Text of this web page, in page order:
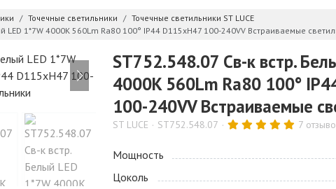
Точечные светильники
Точечные светильники ST LUCE
LED 1*7W 4000K 560Lm Ra80 100° IP44 D115xH47 100-240VV Встраиваемые
ST752.548.07 Св-к встр.
4000K 560Lm Ra80 100°
100-240VV Встраиваемые
ST LUCE ST752.548.07 7
Мощность
Цоколь